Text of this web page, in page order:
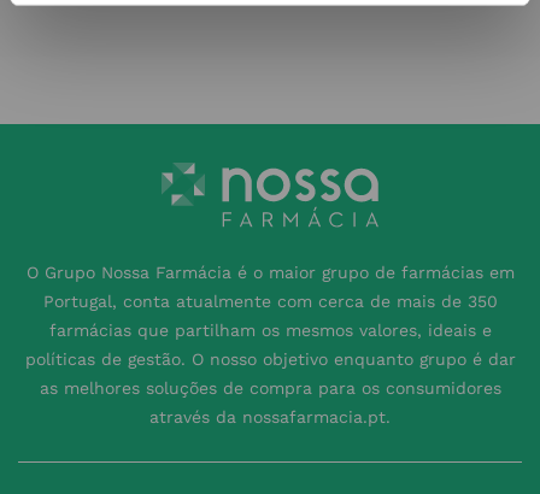
O Grupo Nossa Farmácia é o maior grupo de farmácias em
Portugal, conta atualmente com cerca de mais de 350
farmácias que partilham os mesmos valores, ideais e
políticas de gestão. O nosso objetivo enquanto grupo é dar
as melhores soluções de compra para os consumidores
através da nossafarmacia.pt.